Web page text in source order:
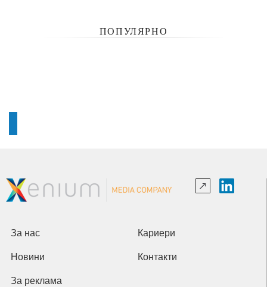
ПОПУЛЯРНО
За нас Кариери
Новини Контакти
За реклама